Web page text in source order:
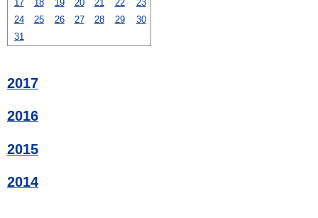
17 18 19 20 21 22
23
24
25 26 27 28 29
30
31
2017
2016
2015
2014